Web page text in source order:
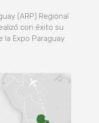
(ARP) Regional
con éxito su
la Expo Paraguay